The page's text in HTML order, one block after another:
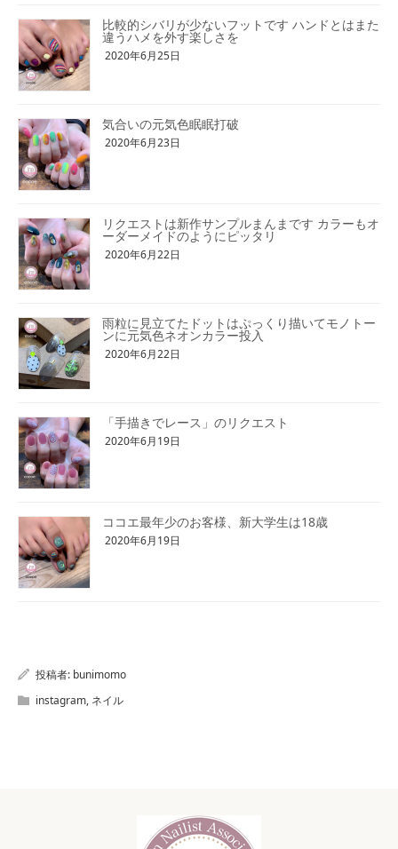
比較的シバリが少ないフットです ハンドとはまた
違うハメを外す楽しさを
2020年6月25日
気合いの元気色眠眠打破
2020年6月23日
リクエストは新作サンプルまんまです カラーもオ
ーダーメイドのようにピッタリ
2020年6月22日
雨粒に見立てたドットはぷっくり描いてモノトー
ンに元気色ネオンカラー投入
2020年6月22日
「手描きでレース」のリクエスト
2020年6月19日
ココエ最年少のお客様、新大学生は18歳
2020年6月19日
投稿者: bunimomo
instagram, ネイル